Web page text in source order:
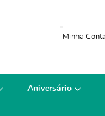
Aniversário